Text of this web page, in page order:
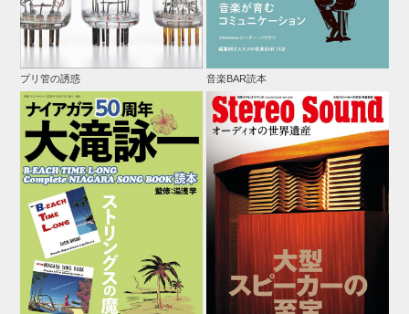
プリ管の誘惑 音楽BAR読本